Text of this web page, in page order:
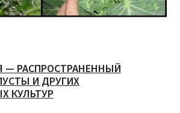
— РАСПРОСТРАНЕННЫЙ
И ДРУГИХ
КУЛЬТУР